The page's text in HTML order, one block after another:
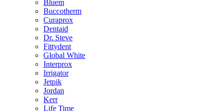
Bluem
Buccotherm
Curaprox
Dentaid
Dr. Steve
Fittydent
Global White
Interprox
Irrigator
Jetpik
Jordan
Kerr
Life Time